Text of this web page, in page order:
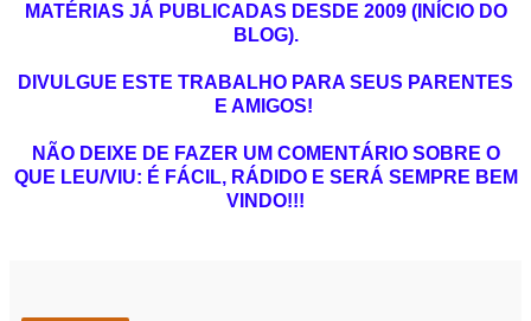
MATÉRIAS JÁ PUBLICADAS DESDE 2009 (INÍCIO DO
BLOG).
DIVULGUE ESTE TRABALHO PARA SEUS PARENTES
E AMIGOS!
NÃO DEIXE DE FAZER UM COMENTÁRIO SOBRE O
QUE LEU/VIU: É FÁCIL, RÁDIDO E SERÁ SEMPRE BEM
VINDO!!!